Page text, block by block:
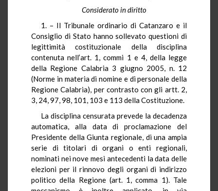
Considerato in diritto
1. – Il Tribunale ordinario di Catanzaro e il
Consiglio di Stato hanno sollevato questioni di
legittimità costituzionale della disciplina
contenuta nell’art. 1, commi 1 e 4, della legge
della Regione Calabria 3 giugno 2005, n. 12
(Norme in materia di nomine e di personale della
Regione Calabria), per contrasto con gli artt. 2,
3, 24, 97, 98, 101, 103 e 113 della Costituzione.
La disciplina censurata prevede la decadenza
automatica, alla data di proclamazione del
Presidente della Giunta regionale, di una ampia
serie di titolari di organi o enti regionali,
nominati nei nove mesi antecedenti la data delle
elezioni per il rinnovo degli organi di indirizzo
politico della Regione (art. 1, comma 1). Tale